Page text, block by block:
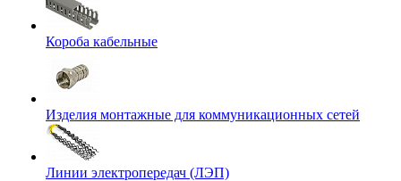
Короба кабельные
Изделия монтажные для коммуникационных сетей
Линии электропередач (ЛЭП)